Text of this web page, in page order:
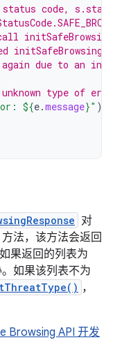
code,
due to an
type of
${e.message}" )
对
方法，该方法会返回
果返回的列表为
如果该列表不为
，
Browsing API 开发